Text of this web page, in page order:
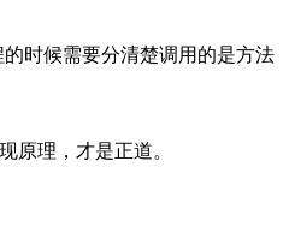
时候需要分清楚调用的是方法
原理，才是正道。